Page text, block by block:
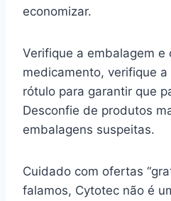
economizar.
Verifique a embalagem
medicamento, verifique
rótulo para garantir que
Desconfie de produtos
embalagens suspeitas.
Cuidado com ofertas
falamos, Cytotec não é